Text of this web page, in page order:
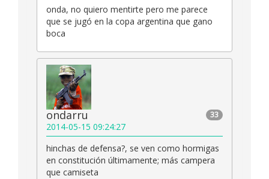
onda, no quiero mentirte pero me parece
que se jugó en la copa argentina que gano
boca
33
ondarru
2014-05-15 09:24:27
hinchas de defensa?, se ven como hormigas
en constitución últimamente; más campera
que camiseta